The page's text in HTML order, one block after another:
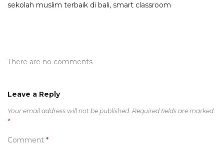
sekolah muslim terbaik di bali, smart classroom
There are no comments
Leave a Reply
Your email address will not be published. Required fields are marked
*
Comment *